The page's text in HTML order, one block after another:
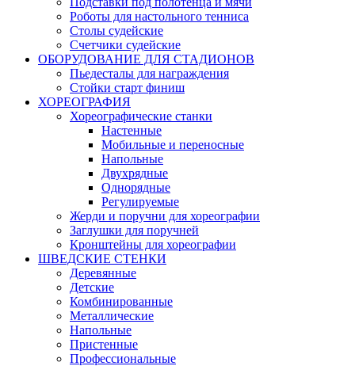
Роботы для настольного тенниса
Столы судейские
Счетчики судейские
ОБОРУДОВАНИЕ ДЛЯ СТАДИОНОВ
Пьедесталы для награждения
Стойки старт финиш
ХОРЕОГРАФИЯ
Хореографические станки
Настенные
Мобильные и переносные
Напольные
Двухрядные
Однорядные
Регулируемые
Жерди и поручни для хореографии
Заглушки для поручней
Кронштейны для хореографии
ШВЕДСКИЕ СТЕНКИ
Деревянные
Детские
Комбинированные
Металлические
Напольные
Пристенные
Профессиональные